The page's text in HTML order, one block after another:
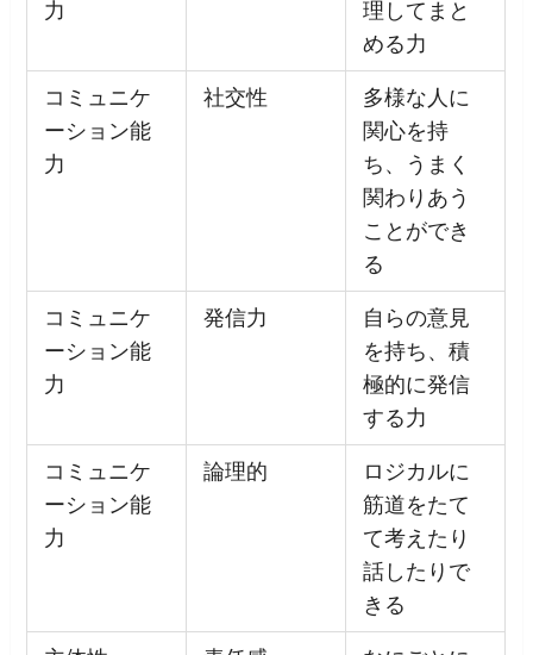
力
理してまと
める力
コミュニケ
ーション能
力
社交性
多様な人に
関心を持
ち、うまく
関わりあう
ことができ
る
コミュニケ
ーション能
力
発信力
自らの意見
を持ち、積
極的に発信
する力
コミュニケ
ーション能
力
論理的
ロジカルに
筋道をたて
て考えたり
話したりで
きる